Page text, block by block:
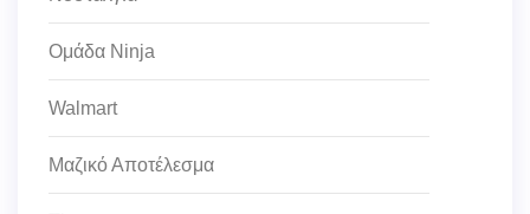
Ομάδα Ninja
Walmart
Μαζικό Αποτέλεσμα